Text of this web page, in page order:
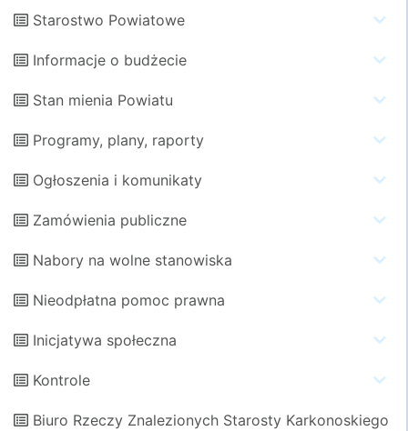
Starostwo Powiatowe
Informacje o budżecie
Stan mienia Powiatu
Programy, plany, raporty
Ogłoszenia i komunikaty
Zamówienia publiczne
Nabory na wolne stanowiska
Nieodpłatna pomoc prawna
Inicjatywa społeczna
Kontrole
Biuro Rzeczy Znalezionych Starosty Karkonoskiego